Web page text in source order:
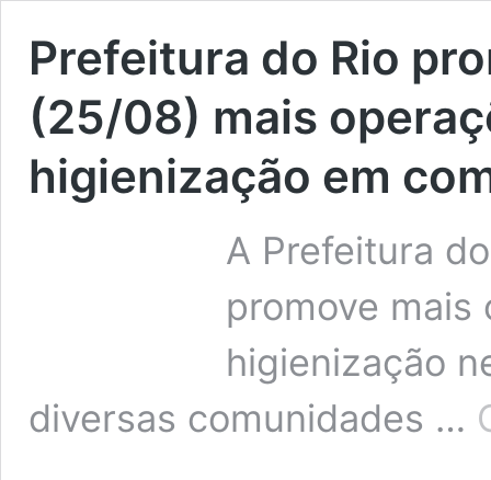
Prefeitura do Rio
(25/08) mais
higienização em
A Prefeitura
promove mais
higienização
diversas comunidades …